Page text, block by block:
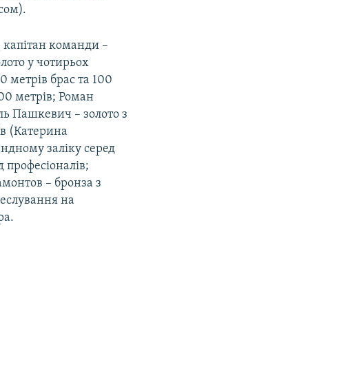
капітан команди –
у чотирьох
метрів брас та 100
метрів; Роман
Пашкевич – золото з
(Катерина
заліку серед
професіоналів;
– бронза з
на